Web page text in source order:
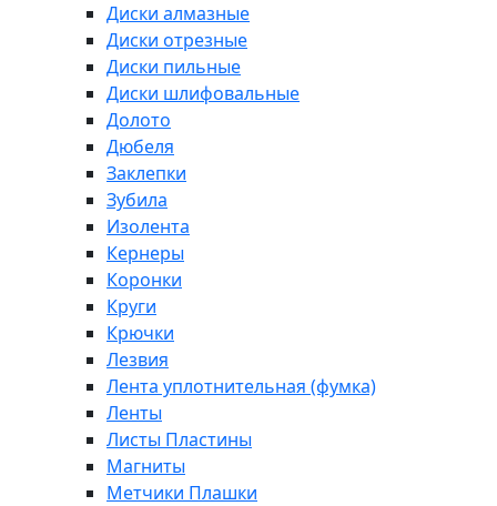
Диски алмазные
Диски отрезные
Диски пильные
Диски шлифовальные
Долото
Дюбеля
Заклепки
Зубила
Изолента
Кернеры
Коронки
Круги
Крючки
Лезвия
Лента уплотнительная (фумка)
Ленты
Листы Пластины
Магниты
Метчики Плашки